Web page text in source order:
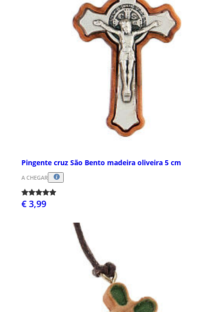
Pingente cruz São Bento madeira oliveira 5 cm
A CHEGAR
€ 3,99